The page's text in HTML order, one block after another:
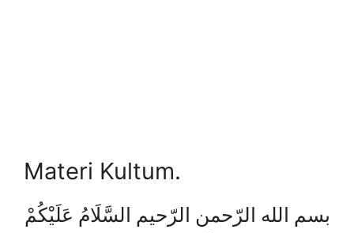
Materi Kultum.
بسم الله الرّحمن الرّحيم السَّلَامُ عَلَيْكُمْ